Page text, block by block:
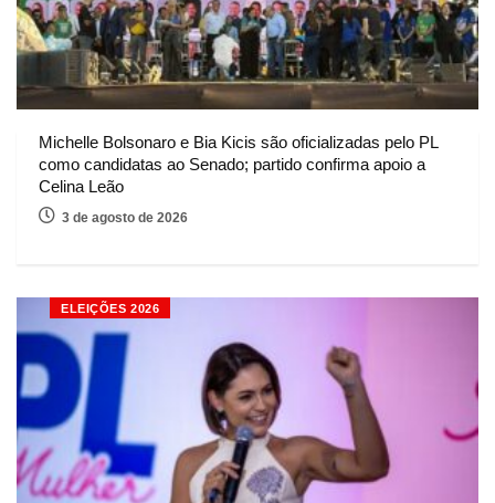
Michelle Bolsonaro e Bia Kicis são oficializadas pelo PL
como candidatas ao Senado; partido confirma apoio a
Celina Leão
3 de agosto de 2026
ELEIÇÕES 2026